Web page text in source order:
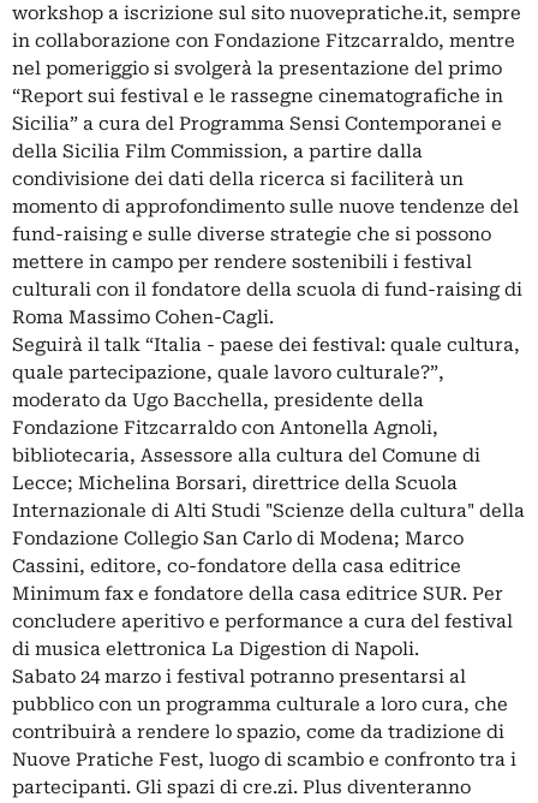
workshop a iscrizione sul sito nuovepratiche.it, sempre
in collaborazione con Fondazione Fitzcarraldo, mentre
nel pomeriggio si svolgerà la presentazione del primo
“Report sui festival e le rassegne cinematografiche in
Sicilia” a cura del Programma Sensi Contemporanei e
della Sicilia Film Commission, a partire dalla
condivisione dei dati della ricerca si faciliterà un
momento di approfondimento sulle nuove tendenze del
fund-raising e sulle diverse strategie che si possono
mettere in campo per rendere sostenibili i festival
culturali con il fondatore della scuola di fund-raising di
Roma Massimo Cohen-Cagli.
Seguirà il talk “Italia - paese dei festival: quale cultura,
quale partecipazione, quale lavoro culturale?”,
moderato da Ugo Bacchella, presidente della
Fondazione Fitzcarraldo con Antonella Agnoli,
bibliotecaria, Assessore alla cultura del Comune di
Lecce; Michelina Borsari, direttrice della Scuola
Internazionale di Alti Studi "Scienze della cultura" della
Fondazione Collegio San Carlo di Modena; Marco
Cassini, editore, co-fondatore della casa editrice
Minimum fax e fondatore della casa editrice SUR. Per
concludere aperitivo e performance a cura del festival
di musica elettronica La Digestion di Napoli.
Sabato 24 marzo i festival potranno presentarsi al
pubblico con un programma culturale a loro cura, che
contribuirà a rendere lo spazio, come da tradizione di
Nuove Pratiche Fest, luogo di scambio e confronto tra i
partecipanti. Gli spazi di cre.zi. Plus diventeranno